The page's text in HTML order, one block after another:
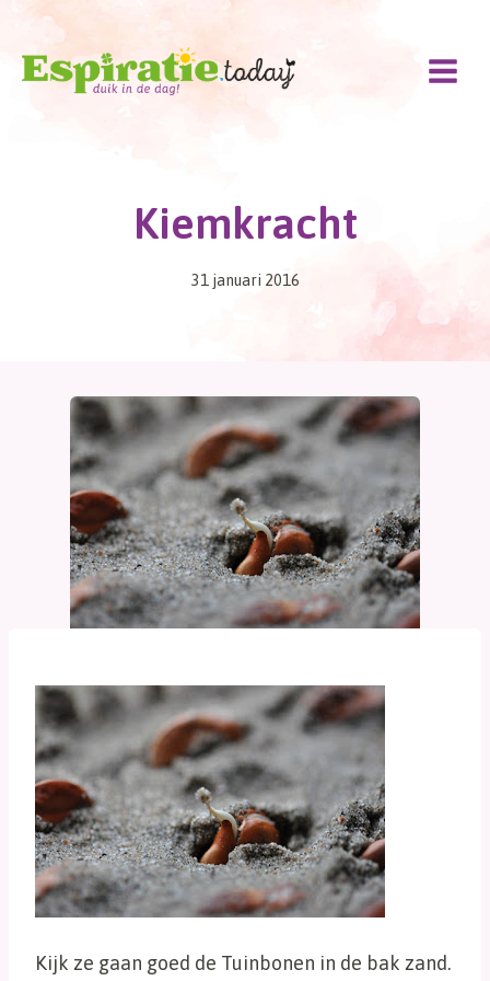
Doorgaan
inhoud
Kiemkracht
31 januari 2016
Kijk ze gaan goed de Tuinbonen in de bak zand.